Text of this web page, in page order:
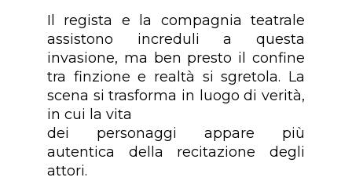
Il regista e la compagnia teatrale
assistono increduli a questa
invasione, ma ben presto il confine
tra finzione e realtà si sgretola. La
scena si trasforma in luogo di verità,
in cui la vita
dei personaggi appare più
autentica della recitazione degli
attori.